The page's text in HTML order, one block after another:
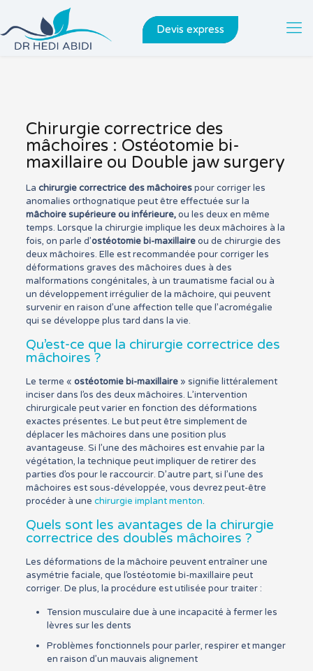
Devis express
Chirurgie correctrice des
mâchoires : Ostéotomie bi-
maxillaire ou Double jaw surgery
La chirurgie correctrice des mâchoirespour corriger les
anomalies orthognatique peut être effectuée sur la
mâchoire supérieure ou inférieure,ou les deux en même
temps. Lorsque la chirurgie implique les deux mâchoires à la
fois, on parle d’ostéotomie bi-maxillaireou de chirurgie des
deux mâchoires. Elle est recommandée pour corriger les
déformations graves des mâchoires dues à des
malformations congénitales, à un traumatisme facial ou à
un développement irrégulier de la mâchoire, qui peuvent
survenir en raison d’une affection telle que l’acromégalie
qui se développe plus tard dans la vie.
Qu’est-ce que la chirurgie correctrice des
mâchoires ?
Le terme « ostéotomie bi-maxillaire» signifie littéralement
inciser dans l’os des deux mâchoires. L’intervention
chirurgicale peut varier en fonction des déformations
exactes présentes. Le but peut être simplement de
déplacer les mâchoires dans une position plus
avantageuse. Si l’une des mâchoires est envahie par la
végétation, la technique peut impliquer de retirer des
parties d’os pour le raccourcir. D’autre part, si l’une des
mâchoires est sous-développée, vous devrez peut-être
procéder à une chirurgie implant menton.
Quels sont les avantages de la chirurgie
correctrice des doubles mâchoires ?
Les déformations de la mâchoire peuvent entraîner une
asymétrie faciale, que l’ostéotomie bi-maxillaire peut
corriger. De plus, la procédure est utilisée pour traiter :
Tension musculaire due à une incapacité à fermer les
lèvres sur les dents
Problèmes fonctionnels pour parler, respirer et manger
en raison d’un mauvais alignement